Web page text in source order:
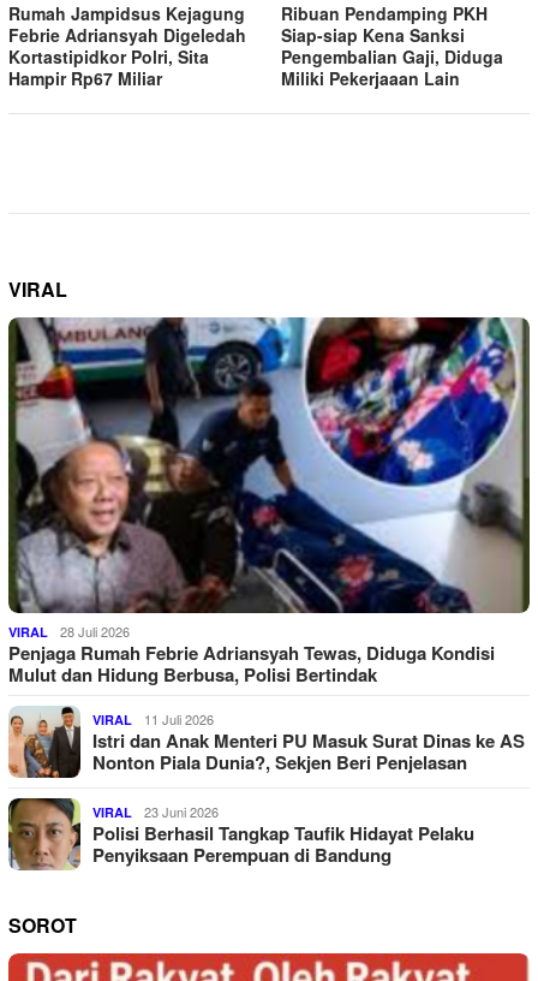
Rumah Jampidsus Kejagung
Febrie Adriansyah Digeledah
Kortastipidkor Polri, Sita
Hampir Rp67 Miliar
Ribuan Pendamping PKH
Siap-siap Kena Sanksi
Pengembalian Gaji, Diduga
Miliki Pekerjaaan Lain
VIRAL
VIRAL 28 Juli 2026
Penjaga Rumah Febrie Adriansyah Tewas, Diduga Kondisi
Mulut dan Hidung Berbusa, Polisi Bertindak
VIRAL 11 Juli 2026
Istri dan Anak Menteri PU Masuk Surat Dinas ke AS
Nonton Piala Dunia?, Sekjen Beri Penjelasan
VIRAL 23 Juni 2026
Polisi Berhasil Tangkap Taufik Hidayat Pelaku
Penyiksaan Perempuan di Bandung
SOROT